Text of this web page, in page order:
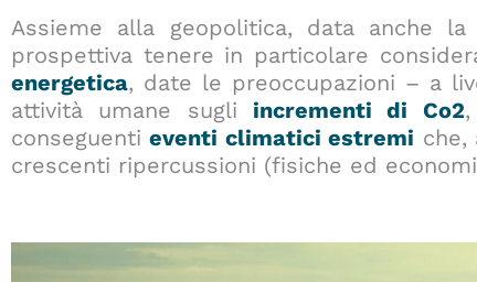
Assieme alla geopolitica, data anche
prospettiva tenere in particolare
energetica, date le preoccupazioni – a
attività umane sugli incrementi di Co2
conseguentieventi climatici estremi che,
crescenti ripercussioni (fisiche ed